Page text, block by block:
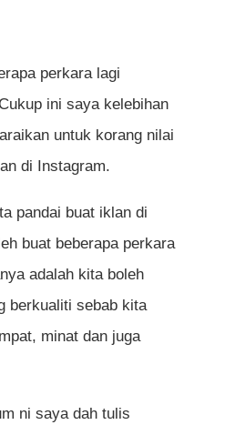
perkara lagi
ini saya kelebihan
untuk korang nilai
di Instagram.
pandai buat iklan di
buat beberapa perkara
adalah kita boleh
berkualiti sebab kita
minat dan juga
ni saya dah tulis